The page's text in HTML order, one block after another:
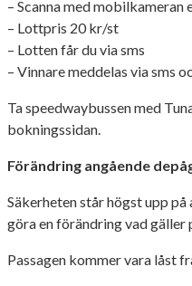
– Scanna med mobilkameran
– Lottpris 20 kr/st
– Lotten får du via sms
– Vinnare meddelas via sms
Ta speedwaybussen med
bokningssidan.
Förändring angående
Säkerheten står högst upp
göra en förändring vad gäller
Passagen kommer vara låst